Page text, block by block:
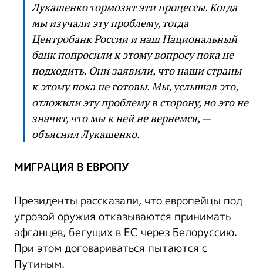
Лукашенко тормозят эти процессы. Когда
мы изучали эту проблему, тогда
Центробанк России и наш Национальный
банк попросили к этому вопросу пока не
подходить. Они заявили, что наши страны
к этому пока не готовы. Мы, услышав это,
отложили эту проблему в сторону, но это не
значит, что мы к ней не вернемся, —
объяснил Лукашенко.
МИГРАЦИЯ В ЕВРОПУ
Президенты рассказали, что европейцы под
угрозой оружия отказываются принимать
афганцев, бегущих в ЕС через Белоруссию.
При этом договариваться пытаются с
Путиным.